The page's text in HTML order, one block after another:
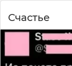
Счастье